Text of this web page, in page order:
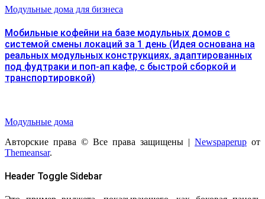
Модульные дома для бизнеса
Мобильные кофейни на базе модульных домов с
системой смены локаций за 1 день (Идея основана на
реальных модульных конструкциях, адаптированных
под фудтраки и поп-ап кафе, с быстрой сборкой и
транспортировкой)
Модульные дома
Авторские права © Все права защищены | Newspaperup от
Themeansar.
Header Toggle Sidebar